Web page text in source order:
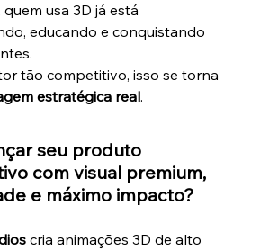
usa 3D já está
educando e conquistando
tão competitivo, isso se torna
estratégica real.
seu produto
com visual premium,
e máximo impacto?
cria animações 3D de alto